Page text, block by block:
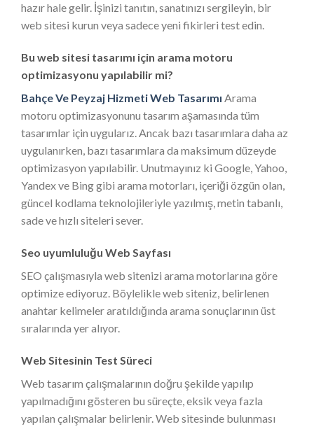
hazır hale gelir. İşinizi tanıtın, sanatınızı sergileyin, bir
web sitesi kurun veya sadece yeni fikirleri test edin.
Bu web sitesi tasarımı için arama motoru
optimizasyonu yapılabilir mi?
Bahçe Ve Peyzaj Hizmeti Web Tasarımı Arama
motoru optimizasyonunu tasarım aşamasında tüm
tasarımlar için uygularız. Ancak bazı tasarımlara daha az
uygulanırken, bazı tasarımlara da maksimum düzeyde
optimizasyon yapılabilir. Unutmayınız ki Google, Yahoo,
Yandex ve Bing gibi arama motorları, içeriği özgün olan,
güncel kodlama teknolojileriyle yazılmış, metin tabanlı,
sade ve hızlı siteleri sever.
Seo uyumluluğu Web Sayfası
SEO çalışmasıyla web sitenizi arama motorlarına göre
optimize ediyoruz. Böylelikle web siteniz, belirlenen
anahtar kelimeler aratıldığında arama sonuçlarının üst
sıralarında yer alıyor.
Web Sitesinin Test Süreci
Web tasarım çalışmalarının doğru şekilde yapılıp
yapılmadığını gösteren bu süreçte, eksik veya fazla
yapılan çalışmalar belirlenir. Web sitesinde bulunması